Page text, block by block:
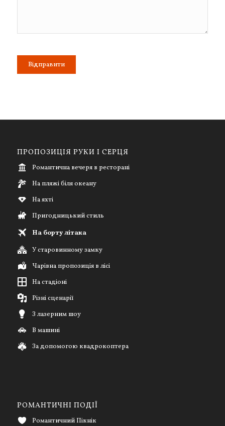
ПРОПОЗИЦІЯ РУКИ І СЕРЦЯ
Романтична вечеря в ресторані
На пляжі біля океану
На яхті
Пригодницький стиль
На борту літака
У старовинному замку
Чарівна пропозиція в лісі
На стадіоні
Різні сценарії
З лазерним шоу
В машині
За допомогою квадрокоптера
РОМАНТИЧНІ ПОДІЇ
Романтичний Пікнік